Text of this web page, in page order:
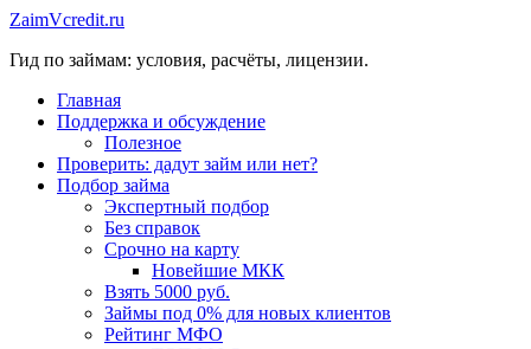
Перейти
содержимому
ZaimVcredit.ru
Гид по займам: условия, расчёты, лицензии.
Главная
Поддержка и обсуждение
Полезное
Проверить: дадут займ или нет?
Подбор займа
Экспертный подбор
Без справок
Срочно на карту
Новейшие МКК
Взять 5000 руб.
Займы под 0% для новых клиентов
Рейтинг МФО